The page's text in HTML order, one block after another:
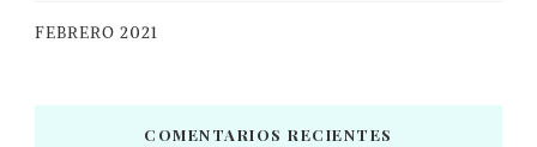
FEBRERO 2021
COMENTARIOS RECIENTES